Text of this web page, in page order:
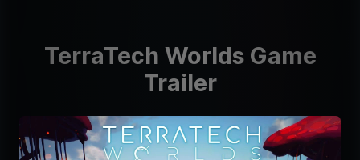
TerraTech Worlds Game
Trailer